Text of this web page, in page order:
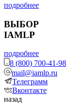
подробнее
ВЫБОР
IAMLP
подробнее
8 (800) 700-41-98
mail@iamlp.ru
Телеграмм
Вконтакте
назад